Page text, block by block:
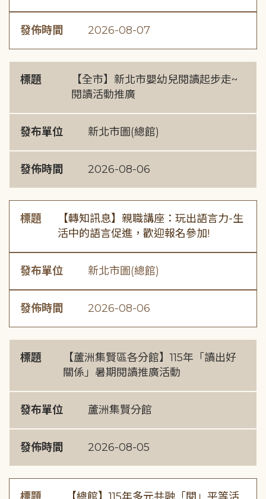
發佈時間 2026-08-07
標題
【全市】新北市嬰幼兒閱讀起步走~
閱讀活動推廣
發布單位 新北市圖(總館)
發佈時間 2026-08-06
標題
【轉知訊息】親職講座：玩出語言力-生
活中的語言促進，歡迎報名參加!
發布單位 新北市圖(總館)
發佈時間 2026-08-06
標題
【蘆洲集賢區各分館】115年「讀出好
關係」暑期閱讀推廣活動
發布單位 蘆洲集賢分館
發佈時間 2026-08-05